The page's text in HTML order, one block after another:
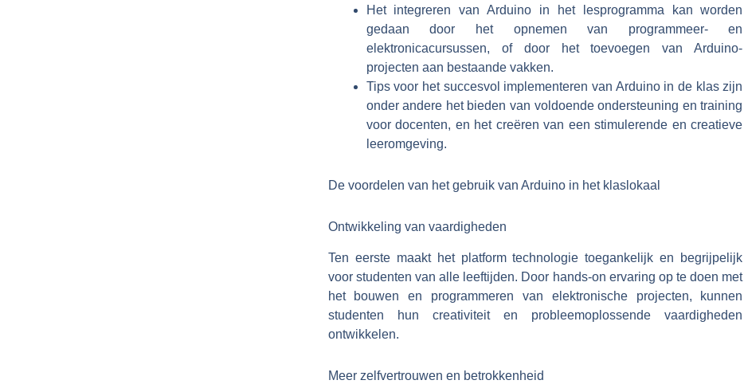
Het integreren van Arduino in het lesprogramma kan worden
gedaan door het opnemen van programmeer- en
elektronicacursussen, of door het toevoegen van Arduino-
projecten aan bestaande vakken.
Tips voor het succesvol implementeren van Arduino in de klas zijn
onder andere het bieden van voldoende ondersteuning en training
voor docenten, en het creëren van een stimulerende en creatieve
leeromgeving.
De voordelen van het gebruik van Arduino in het klaslokaal
Ontwikkeling van vaardigheden
Ten eerste maakt het platform technologie toegankelijk en begrijpelijk
voor studenten van alle leeftijden. Door hands-on ervaring op te doen met
het bouwen en programmeren van elektronische projecten, kunnen
studenten hun creativiteit en probleemoplossende vaardigheden
ontwikkelen.
Meer zelfvertrouwen en betrokkenheid